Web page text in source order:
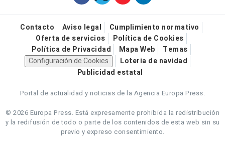
Contacto Aviso legal
Cumplimiento normativo
Oferta de servicios
Política de Cookies
Política de Privacidad
Mapa Web
Temas
Configuración de Cookies
Loteria de navidad
Publicidad estatal
Portal de actualidad y noticias de la Agencia Europa Press.
© 2026 Europa Press. Está expresamente prohibida la redistribución
y la redifusión de todo o parte de los contenidos de esta web sin su
previo y expreso consentimiento.